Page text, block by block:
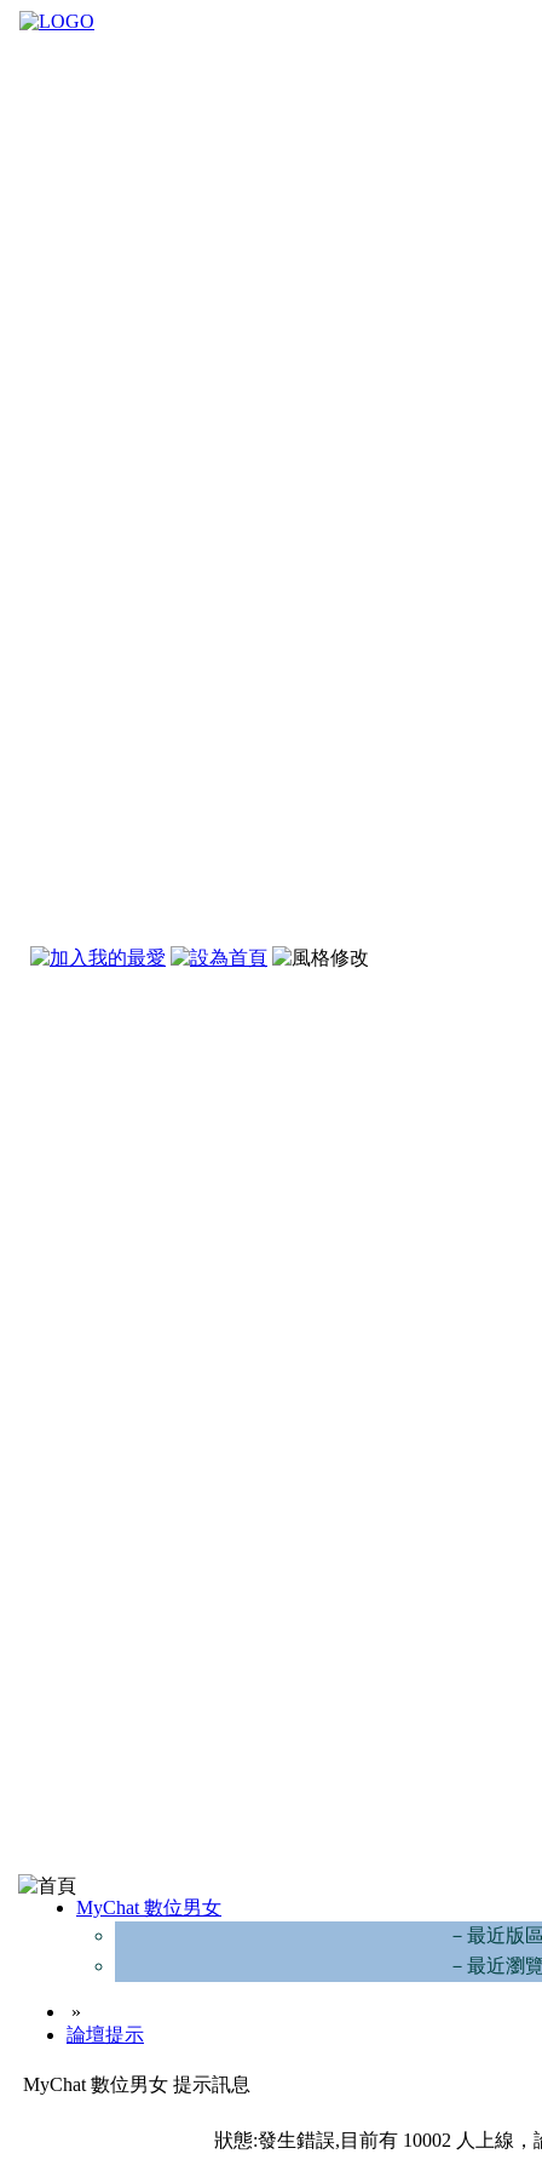
MyChat 數位男女
－最近版
－最近瀏
»
論壇提示
MyChat 數位男女 提示訊息
狀態:發生錯誤,目前有 10002 人上線